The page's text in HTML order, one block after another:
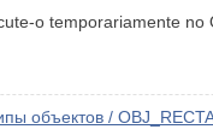
o temporariamente no
объектов /